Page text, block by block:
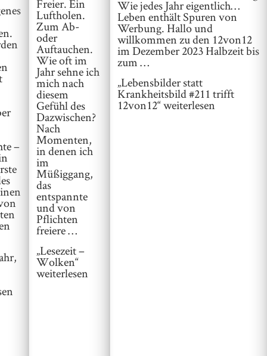
–
Freier. Ein
Luftholen.
Zum Ab-
oder
Auftauchen.
Wie oft im
Jahr sehne ich
mich nach
diesem
Gefühl des
Dazwischen?
Nach
Momenten,
in denen ich
im
Müßiggang,
das
entspannte
und von
Pflichten
freiere …
„Lesezeit –
Wolken“
weiterlesen
Wie jedes Jahr eigentlich…
Leben enthält Spuren von
Werbung. Hallo und
willkommen zu den 12von12
im Dezember 2023 Halbzeit bis
zum …
„Lebensbilder statt
Krankheitsbild #211 trifft
12von12“weiterlesen